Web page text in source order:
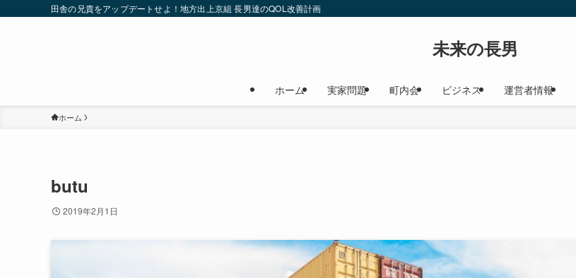
田舎の兄貴をアップデートせよ！地方出上京組 長男達のQOL改善計画
未来の長男
ホーム 実家問題 町内会 ビジネス 運営者情報
ホーム
butu
2019年2月1日